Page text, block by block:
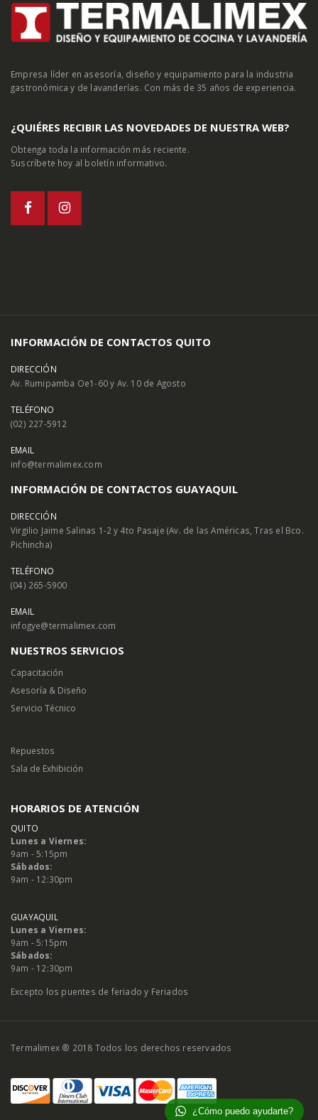
Empresa líder en asesoría, diseño y equipamiento para la industria
gastronómica y de lavanderías. Con más de 35 años de experiencia.
¿QUIÉRES RECIBIR LAS NOVEDADES DE NUESTRA WEB?
Obtenga toda la información más reciente.
Suscríbete hoy al boletín informativo.
INFORMACIÓN DE CONTACTOS QUITO
DIRECCIÓN
Av. Rumipamba Oe1-60 y Av. 10 de Agosto
TELÉFONO
(02) 227-5912
EMAIL
info@termalimex.com
INFORMACIÓN DE CONTACTOS GUAYAQUIL
DIRECCIÓN
Virgilio Jaime Salinas 1-2 y 4to Pasaje (Av. de las Américas, Tras el Bco.
Pichincha)
TELÉFONO
(04) 265-5900
EMAIL
infogye@termalimex.com
NUESTROS SERVICIOS
Capacitación
Asesoría & Diseño
Servicio Técnico
Repuestos
Sala de Exhibición
HORARIOS DE ATENCIÓN
QUITO
Lunes a Viernes:
9am - 5:15pm
Sábados:
9am - 12:30pm
GUAYAQUIL
Lunes a Viernes:
9am - 5:15pm
Sábados:
9am - 12:30pm
Excepto los puentes de feriado y Feriados
Termalimex ® 2018 Todos los derechos reservados
¿Cómo puedo ayudarte?